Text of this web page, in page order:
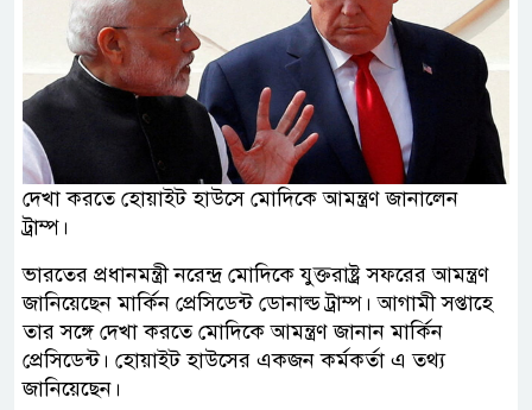
দেখা করতে হোয়াইট হাউসে মোদিকে আমন্ত্রণ জানালেন
ট্রাম্প।
ভারতের প্রধানমন্ত্রী নরেন্দ্র মোদিকে যুক্তরাষ্ট্র সফরের আমন্ত্রণ
জানিয়েছেন মার্কিন প্রেসিডেন্ট ডোনাল্ড ট্রাম্প। আগামী সপ্তাহে
তার সঙ্গে দেখা করতে মোদিকে আমন্ত্রণ জানান মার্কিন
প্রেসিডেন্ট। হোয়াইট হাউসের একজন কর্মকর্তা এ তথ্য
জানিয়েছেন।